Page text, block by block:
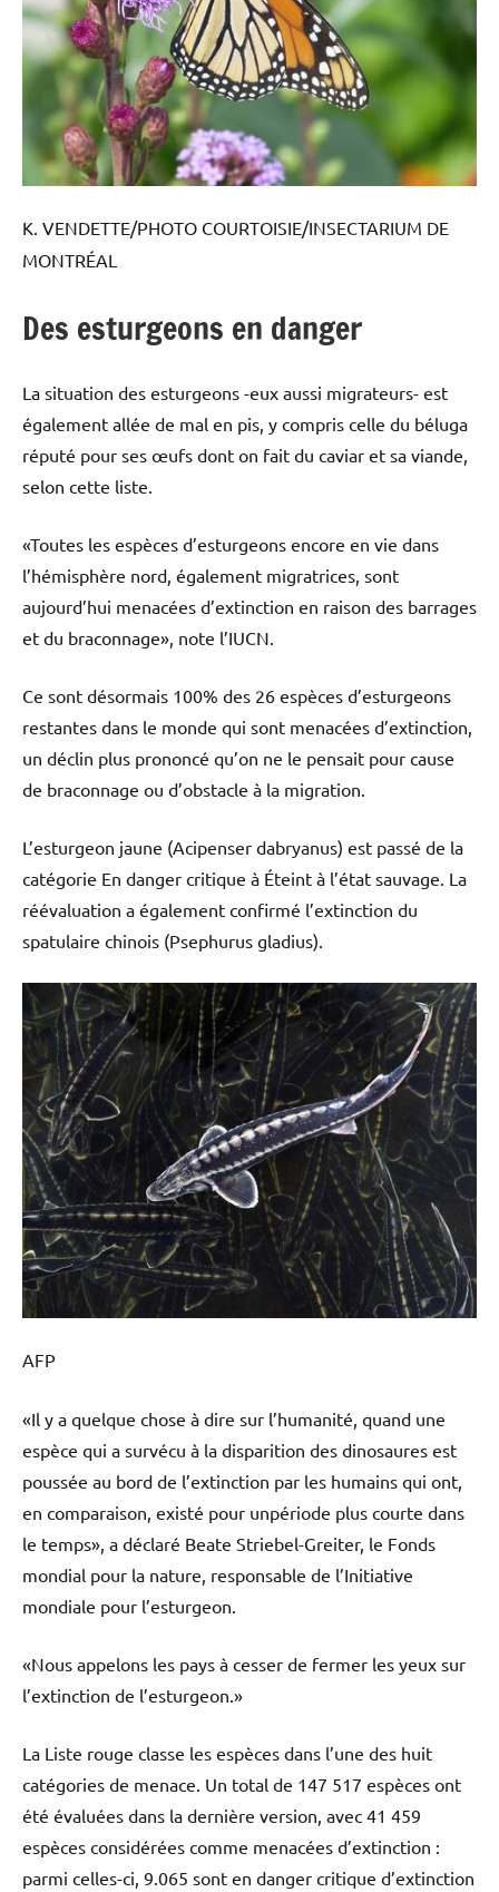
K. VENDETTE/PHOTO COURTOISIE/INSECTARIUM DE
MONTRÉAL
Des esturgeons en danger
La situation des esturgeons -eux aussi migrateurs- est
également allée de mal en pis, y compris celle du béluga
réputé pour ses œufs dont on fait du caviar et sa viande,
selon cette liste.
«Toutes les espèces d’esturgeons encore en vie dans
l’hémisphère nord, également migratrices, sont
aujourd’hui menacées d’extinction en raison des barrages
et du braconnage», note l’IUCN.
Ce sont désormais 100% des 26 espèces d’esturgeons
restantes dans le monde qui sont menacées d’extinction,
un déclin plus prononcé qu’on ne le pensait pour cause
de braconnage ou d’obstacle à la migration.
L’esturgeon jaune (Acipenser dabryanus) est passé de la
catégorie En danger critique à Éteint à l’état sauvage. La
réévaluation a également confirmé l’extinction du
spatulaire chinois (Psephurus gladius).
AFP
«Il y a quelque chose à dire sur l’humanité, quand une
espèce qui a survécu à la disparition des dinosaures est
poussée au bord de l’extinction par les humains qui ont,
en comparaison, existé pour unpériode plus courte dans
le temps», a déclaré Beate Striebel-Greiter, le Fonds
mondial pour la nature, responsable de l’Initiative
mondiale pour l’esturgeon.
«Nous appelons les pays à cesser de fermer les yeux sur
l’extinction de l’esturgeon.»
La Liste rouge classe les espèces dans l’une des huit
catégories de menace. Un total de 147 517 espèces ont
été évaluées dans la dernière version, avec 41 459
espèces considérées comme menacées d’extinction :
parmi celles-ci, 9.065 sont en danger critique d’extinction